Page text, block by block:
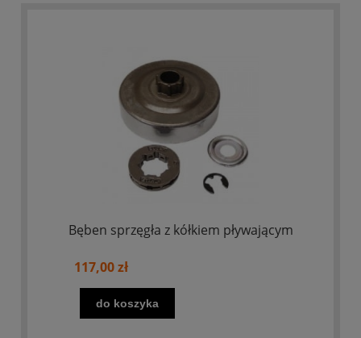
Bęben sprzęgła z kółkiem pływającym
117,00 zł
do koszyka